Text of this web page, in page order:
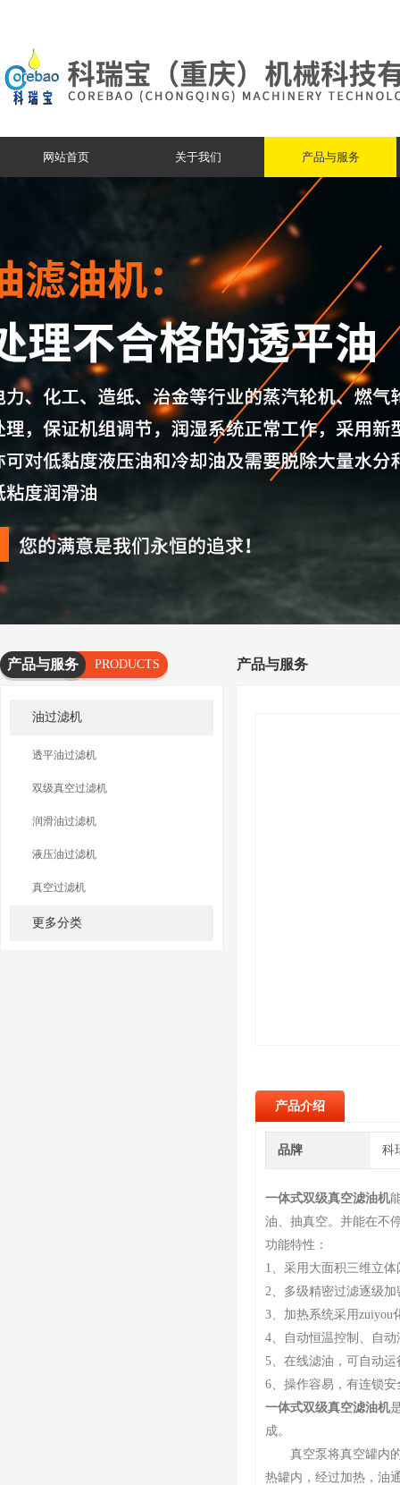
网站首页 关于我们 产品与服务
产品与服务
PRODUCTS
油过滤机
透平油过滤机
双级真空过滤机
润滑油过滤机
液压油过滤机
真空过滤机
更多分类
产品与服务
产品介绍
品牌 科
一体式双级真空滤油机
油、抽真空。并能在不
功能特性：
1、采用大面积三维立
2、多级精密过滤逐级
3、加热系统采用zuiyou
4、自动恒温控制、自
5、在线滤油，可自动
6、操作容易，有连锁
一体式双级真空滤油机
成。
真空泵将真空罐内的
热罐内，经过加热，油